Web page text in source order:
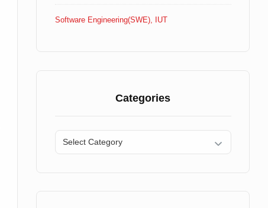
Software Engineering(SWE), IUT
Categories
Categories